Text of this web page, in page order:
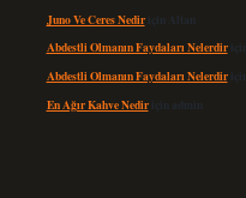
Juno Ve Ceres Nediriçin Altan
Abdestli Olmanın Faydaları Nelerdiriçin
Abdestli Olmanın Faydaları Nelerdiriçin
En Ağır Kahve Nediriçin admin